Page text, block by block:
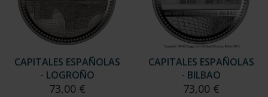
CAPITALES ESPAÑOLAS
- LOGROÑO
73,00 €
CAPITALES ESPAÑOLAS
- BILBAO
73,00 €